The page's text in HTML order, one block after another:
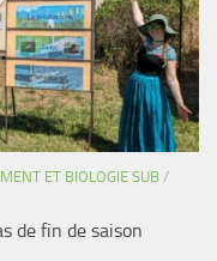
ET BIOLOGIE SUB /
de fin de saison